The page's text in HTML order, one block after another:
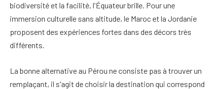
biodiversité et la facilité, l'Équateur brille. Pour une
immersion culturelle sans altitude, le Maroc et la Jordanie
proposent des expériences fortes dans des décors très
différents.
La bonne alternative au Pérou ne consiste pas à trouver un
remplaçant, il s'agit de choisir la destination qui correspond